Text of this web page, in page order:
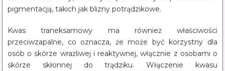
pigmentacją, takich jak blizny potrądzikowe.
Kwas traneksamowy ma również właściwości
przeciwzapalne, co oznacza, że może być korzystny dla
osób o skórze wrażliwej i reaktywnej, włącznie z osobami o
skórze skłonnej do trądziku. Włączenie kwasu